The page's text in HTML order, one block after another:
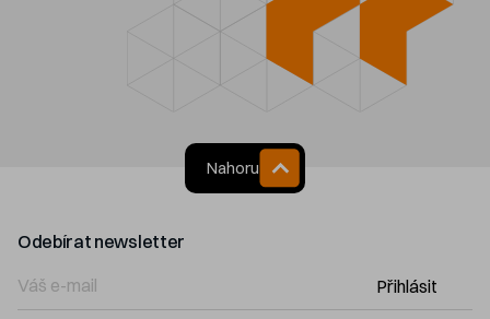
Nahoru
Odebírat newsletter
Přihlásit